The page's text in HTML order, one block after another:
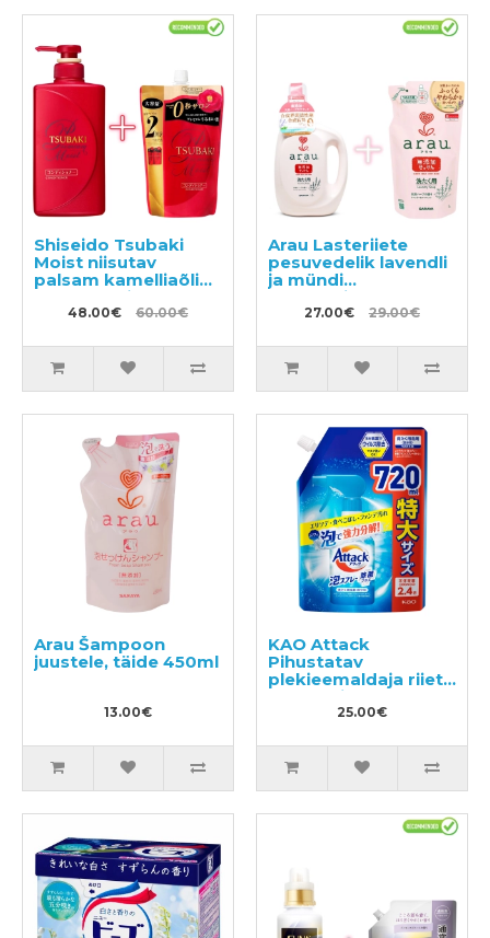
Shiseido Tsubaki
Moist niisutav
palsam kamelliaõliga
490ml + taitepakend
660ml48.00€ 60.00€
Arau Lasteriiete
pesuvedelik lavendli
ja mündi
ekstraktidega
1200ml +
27.00€ 29.00€
Arau Šampoon
juustele, täide 450ml
13.00€
KAO Attack
Pihustatav
plekieemaldaja riiete
töötlemiseks enne
pesemist täide
25.00€